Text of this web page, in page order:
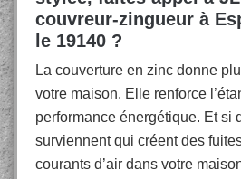
couvreur-zingueur à
le 19140 ?
La couverture en zinc donne
votre maison. Elle renforce
performance énergétique. Et si
surviennent qui créent des
courants d’air dans votre